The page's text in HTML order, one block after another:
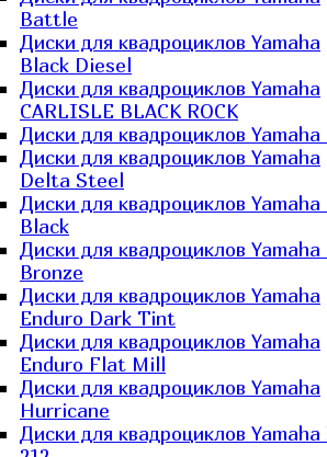
Battle
Диски для квадроциклов Yamaha
Black Diesel
Диски для квадроциклов Yamaha
CARLISLE BLACK ROCK
Диски для квадроциклов Yamaha
Диски для квадроциклов Yamaha
Delta Steel
Диски для квадроциклов
Black
Диски для квадроциклов
Bronze
Диски для квадроциклов Yamaha
Enduro Dark Tint
Диски для квадроциклов Yamaha
Enduro Flat Mill
Диски для квадроциклов Yamaha
Hurricane
Диски для квадроциклов